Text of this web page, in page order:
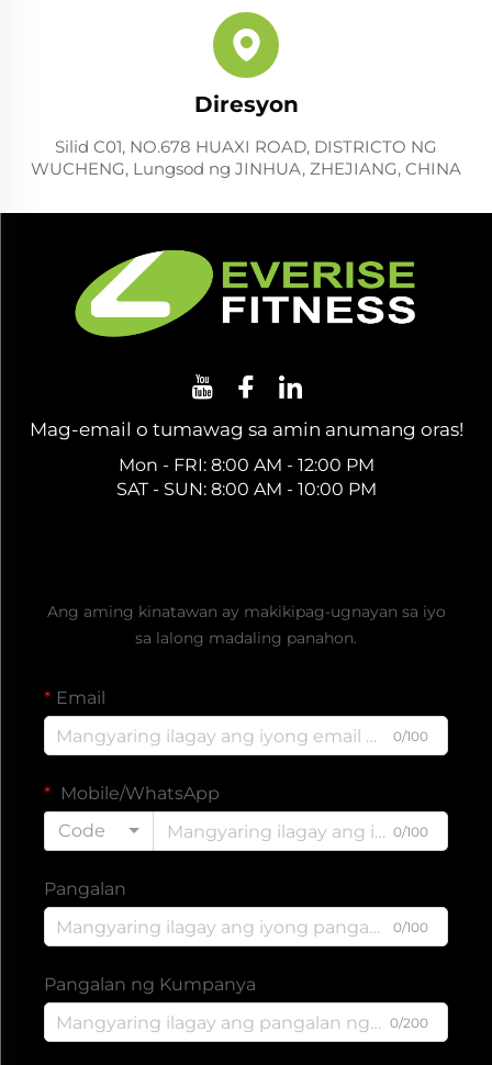
Diresyon
Silid C01, NO.678 HUAXI ROAD, DISTRICTO NG
WUCHENG, Lungsod ng JINHUA, ZHEJIANG, CHINA
Mag-email o tumawag sa amin anumang oras!
Mon - FRI: 8:00 AM - 12:00 PM
SAT - SUN: 8:00 AM - 10:00 PM
Ang aming kinatawan ay makikipag-ugnayan sa iyo
sa lalong madaling panahon.
Email
0/100
Mobile/WhatsApp
Code
0/100
Pangalan
0/100
Pangalan ng Kumpanya
0/200